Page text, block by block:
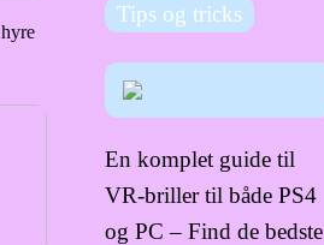
Tips og tricks
En komplet guide til
VR-briller til både PS4
og PC – Find de bedste